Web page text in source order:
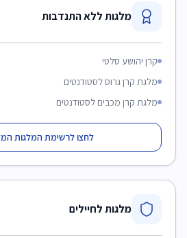
מלגות ללא התנדבות
קרן יהושע סלטי
מלגת קרן גרוס לסטודנטים
מלגת קרן מכבים לסטודנטים
לחצו לרשימת המלגות
מלגות לחיילים